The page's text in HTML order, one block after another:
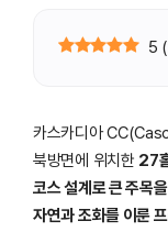
5 (
카스카디아
북방면에 위치한 27
코스 설계로 큰 주목
자연과 조화를 이룬